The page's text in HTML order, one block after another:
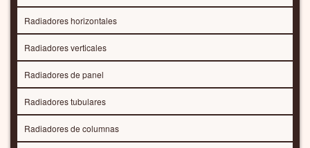
Radiadores horizontales
Radiadores verticales
Radiadores de panel
Radiadores tubulares
Radiadores de columnas